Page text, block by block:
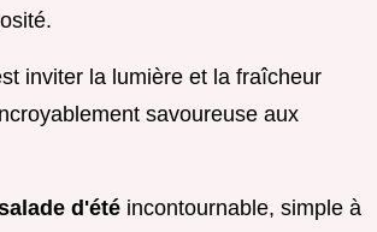
inviter la lumière et la fraîcheur
savoureuse aux
d'été incontournable, simple à